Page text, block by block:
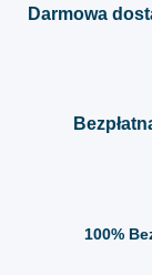
Darmowa
100%